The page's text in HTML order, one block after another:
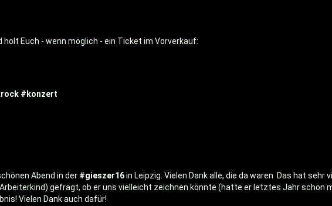
Euch - wenn möglich - ein Ticket im Vorverkauf:
#konzert
Abend in der #gieszer16in Leipzig. Vielen Dank alle, die da waren Das hat sehr
gefragt, ob er uns vielleicht zeichnen könnte (hatte er letztes Jahr schon
Vielen Dank auch dafür!